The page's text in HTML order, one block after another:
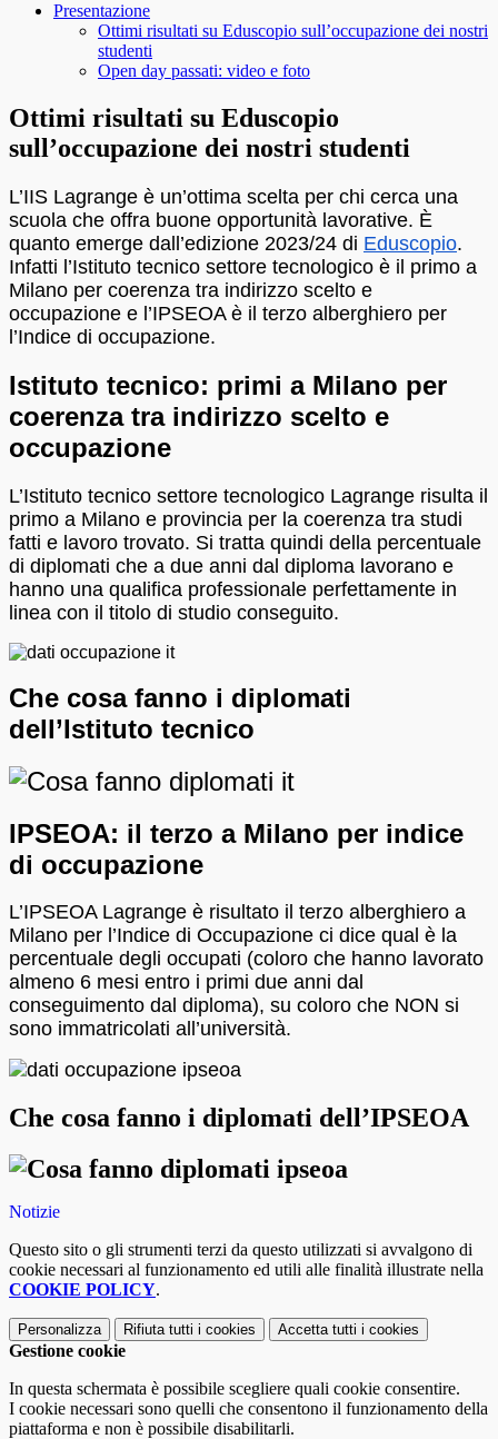
Presentazione
Ottimi risultati su Eduscopio sull’occupazione dei nostri
studenti
Open day passati: video e foto
Ottimi risultati su Eduscopio
sull’occupazione dei nostri studenti
L’IIS Lagrange è un’ottima scelta per chi cerca una
scuola che offra buone opportunità lavorative. È
quanto emerge dall’edizione 2023/24 di Eduscopio.
Infatti l’Istituto tecnico settore tecnologico è il primo a
Milano per coerenza tra indirizzo scelto e
occupazione e l’IPSEOA è il terzo alberghiero per
l’Indice di occupazione.
Istituto tecnico: primi a Milano per
coerenza tra indirizzo scelto e
occupazione
L’Istituto tecnico settore tecnologico Lagrange risulta il
primo a Milano e provincia per la coerenza tra studi
fatti e lavoro trovato. Si tratta quindi della percentuale
di diplomati che a due anni dal diploma lavorano e
hanno una qualifica professionale perfettamente in
linea con il titolo di studio conseguito.
Che cosa fanno i diplomati
dell’Istituto tecnico
IPSEOA: il terzo a Milano per indice
di occupazione
L’IPSEOA Lagrange è risultato il terzo alberghiero a
Milano per l’Indice di Occupazione ci dice qual è la
percentuale degli occupati (coloro che hanno lavorato
almeno 6 mesi entro i primi due anni dal
conseguimento dal diploma), su coloro che NON si
sono immatricolati all’università.
Che cosa fanno i diplomati dell’IPSEOA
Notizie
Questo sito o gli strumenti terzi da questo utilizzati si avvalgono di
cookie necessari al funzionamento ed utili alle finalità illustrate nella
COOKIE POLICY.
Personalizza Rifiuta tutti i cookies Accetta tutti i cookies
Gestione cookie
In questa schermata è possibile scegliere quali cookie consentire.
I cookie necessari sono quelli che consentono il funzionamento della
piattaforma e non è possibile disabilitarli.